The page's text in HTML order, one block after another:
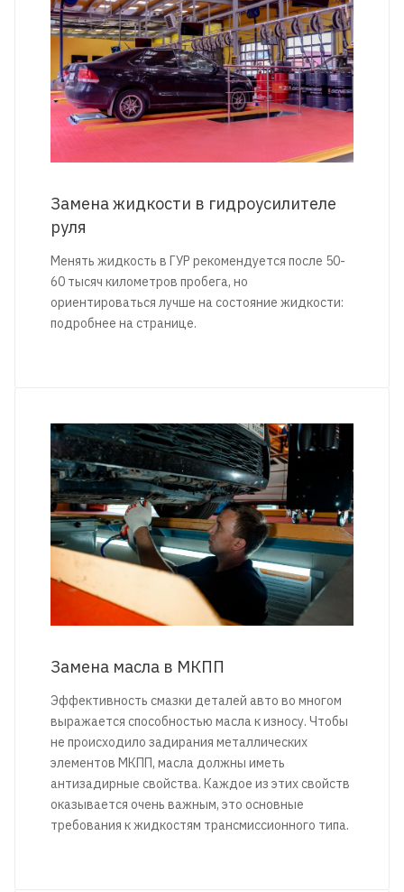
Замена жидкости в гидроусилителе
руля
Менять жидкость в ГУР рекомендуется после 50-
60 тысяч километров пробега, но
ориентироваться лучше на состояние жидкости:
подробнее на странице.
Замена масла в МКПП
Эффективность смазки деталей авто во многом
выражается способностью масла к износу. Чтобы
не происходило задирания металлических
элементов МКПП, масла должны иметь
антизадирные свойства. Каждое из этих свойств
оказывается очень важным, это основные
требования к жидкостям трансмиссионного типа.